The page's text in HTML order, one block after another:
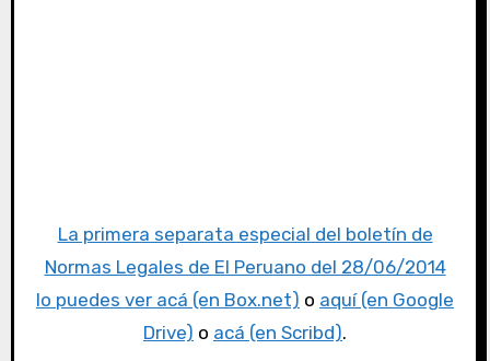
La primera separata especial del boletín de
Normas Legales de El Peruano del 28/06/2014
lo puedes ver acá (en Box.net) o aquí (en Google
Drive) o acá (en Scribd).